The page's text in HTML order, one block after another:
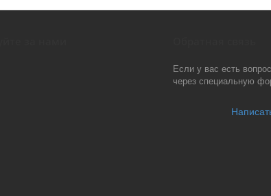
Если у вас есть
через специальную